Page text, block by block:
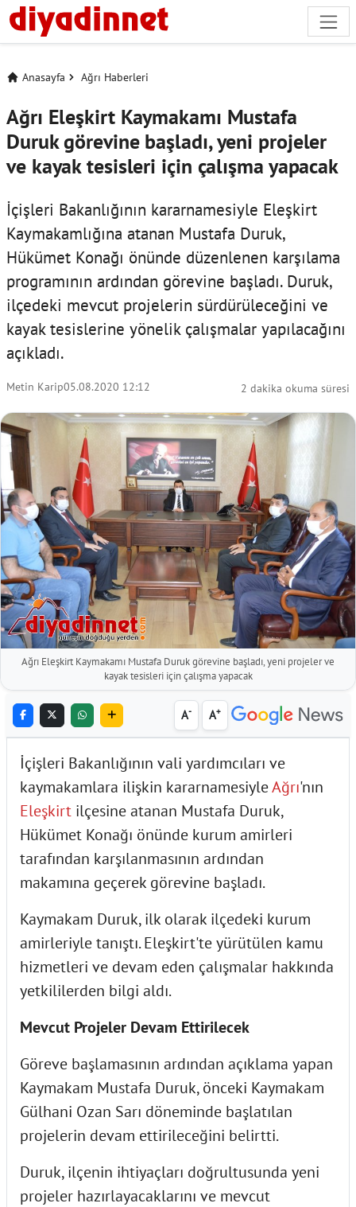
Anasayfa Ağrı Haberleri
Ağrı Eleşkirt Kaymakamı Mustafa
Duruk görevine başladı, yeni projeler
ve kayak tesisleri için çalışma yapacak
İçişleri Bakanlığının kararnamesiyle Eleşkirt
Kaymakamlığına atanan Mustafa Duruk,
Hükümet Konağı önünde düzenlenen karşılama
programının ardından görevine başladı. Duruk,
ilçedeki mevcut projelerin sürdürüleceğini ve
kayak tesislerine yönelik çalışmalar yapılacağını
açıkladı.
Metin Karip05.08.2020 12:12 2 dakika okuma süresi
Ağrı Eleşkirt Kaymakamı Mustafa Duruk görevine başladı, yeni projeler ve
kayak tesisleri için çalışma yapacak
A- A+
İçişleri Bakanlığının vali yardımcıları ve
kaymakamlara ilişkin kararnamesiyleAğrı'nın
Eleşkirt ilçesine atanan Mustafa Duruk,
Hükümet Konağı önünde kurum amirleri
tarafından karşılanmasının ardından
makamına geçerek görevine başladı.
Kaymakam Duruk, ilk olarak ilçedeki kurum
amirleriyle tanıştı. Eleşkirt'te yürütülen kamu
hizmetleri ve devam eden çalışmalar hakkında
yetkililerden bilgi aldı.
Mevcut Projeler Devam Ettirilecek
Göreve başlamasının ardından açıklama yapan
Kaymakam Mustafa Duruk, önceki Kaymakam
Gülhani Ozan Sarı döneminde başlatılan
projelerin devam ettirileceğini belirtti.
Duruk, ilçenin ihtiyaçları doğrultusunda yeni
projeler hazırlayacaklarını ve mevcut